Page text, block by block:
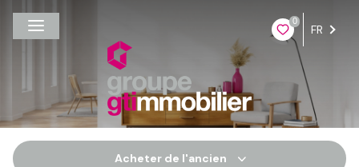
0
FR
Acheter de l'ancien